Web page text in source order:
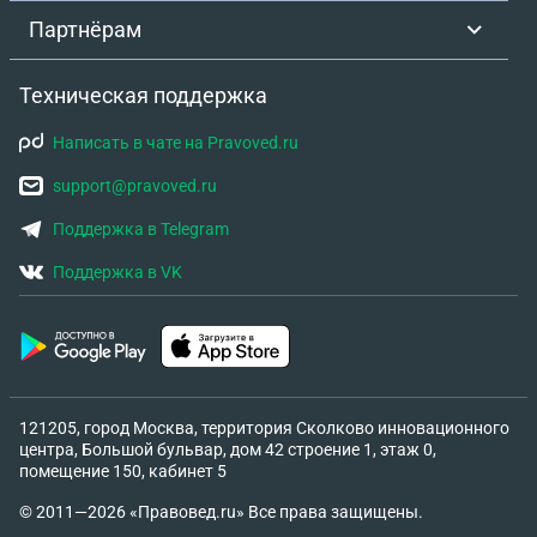
Партнёрам
Техническая поддержка
Написать в чате на Pravoved.ru
support@pravoved.ru
Поддержка в Telegram
Поддержка в VK
121205, город Москва, территория Сколково инновационного
центра, Большой бульвар, дом 42 строение 1, этаж 0,
помещение 150, кабинет 5
© 2011—2026 «Правовед.ru» Все права защищены.